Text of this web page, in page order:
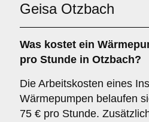
Geisa Otzbach
Was kostet ein
pro Stunde in Otzbach?
Die Arbeitskosten eines
Wärmepumpen belaufen
75 € pro Stunde.